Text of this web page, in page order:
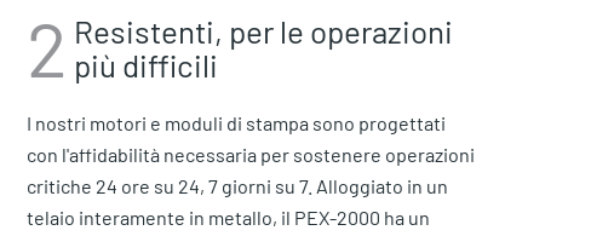
2 Resistenti, per le operazioni
più difficili
I nostri motori e moduli di stampa sono progettati
con l'affidabilità necessaria per sostenere operazioni
critiche 24 ore su 24, 7 giorni su 7. Alloggiato in un
telaio interamente in metallo, il PEX-2000 ha un